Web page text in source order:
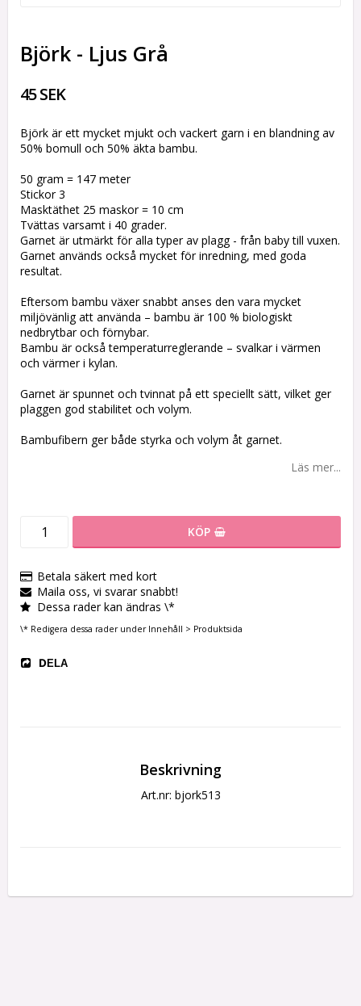
Björk - Ljus Grå
45 SEK
Björk är ett mycket mjukt och vackert garn i en blandning av
50% bomull och 50% äkta bambu.
50 gram = 147 meter
Stickor 3
Masktäthet 25 maskor = 10 cm
Tvättas varsamt i 40 grader.
Garnet är utmärkt för alla typer av plagg - från baby till vuxen.
Garnet används också mycket för inredning, med goda
resultat.
Eftersom bambu växer snabbt anses den vara mycket
miljövänlig att använda – bambu är 100 % biologiskt
nedbrytbar och förnybar.
Bambu är också temperaturreglerande – svalkar i värmen
och värmer i kylan.
Garnet är spunnet och tvinnat på ett speciellt sätt, vilket ger
plaggen god stabilitet och volym.
Bambufibern ger både styrka och volym åt garnet.
Läs mer...
KÖP
Betala säkert med kort
Maila oss, vi svarar snabbt!
Dessa rader kan ändras \*
\* Redigera dessa rader under Innehåll > Produktsida
DELA
Beskrivning
Art.nr: bjork513